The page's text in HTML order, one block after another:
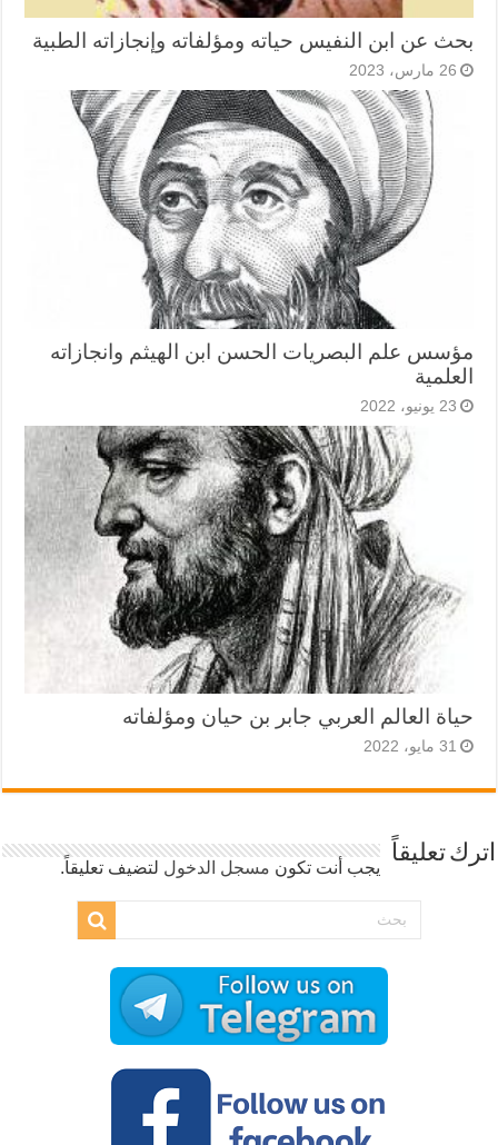
بحث عن ابن النفيس حياته ومؤلفاته وإنجازاته الطبية
26 مارس، 2023
مؤسس علم البصريات الحسن ابن الهيثم وانجازاته
العلمية
23 يونيو، 2022
حياة العالم العربي جابر بن حيان ومؤلفاته
31 مايو، 2022
اترك تعليقاً
يجب أنت تكون مسجل الدخول لتضيف تعليقاً.